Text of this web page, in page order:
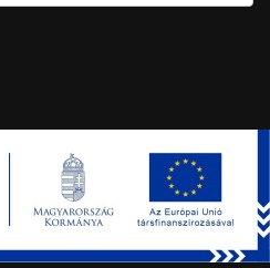
Adatkezelés
| Fejlesztő: ASIG Informatika
Belépés